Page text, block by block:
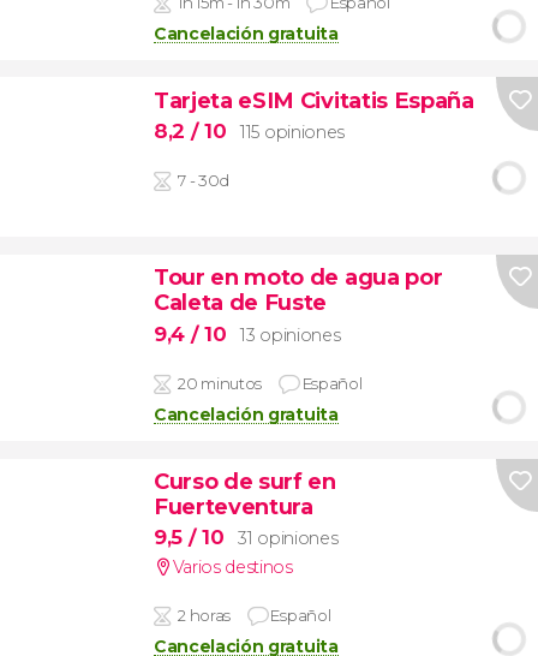
Cancelación gratuita
Tarjeta eSIM Civitatis España
8,2 / 10 115 opiniones
7 - 30d
Tour en moto de agua por
Caleta de Fuste
9,4 / 10 13 opiniones
20 minutos Español
Cancelación gratuita
Curso de surf en
Fuerteventura
9,5 / 10
31 opiniones
Varios destinos
2 horas Español
Cancelación gratuita